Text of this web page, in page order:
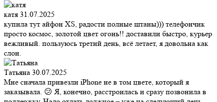
катя 31.07.2025
купила тут айфон XS, радости полные штаны))) телефончик
просто космос, золотой цвет огонь!! доставили быстро, курьер
вежливый. пользуюсь третий день, всё летает, я довольна как
слон.
Татьяна 30.07.2025
Мне сначала привезли iPhone не в том цвете, который я
заказывала. 😕 Я, конечно, расстроилась и сразу позвонила в